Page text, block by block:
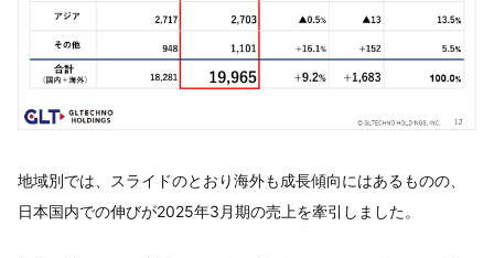
地域別では、スライドのとおり海外も成長傾向にはあるものの、
日本国内での伸びが2025年3月期の売上を牽引しました。